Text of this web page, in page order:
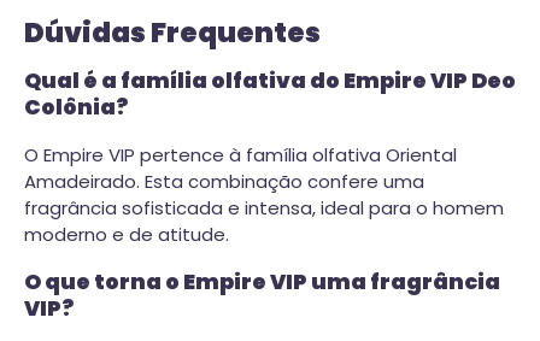
Dúvidas Frequentes
Qual é a família olfativa do Empire VIP Deo
Colônia?
O Empire VIP pertence à família olfativa Oriental
Amadeirado. Esta combinação confere uma
fragrância sofisticada e intensa, ideal para o homem
moderno e de atitude.
O que torna o Empire VIP uma fragrância
VIP?